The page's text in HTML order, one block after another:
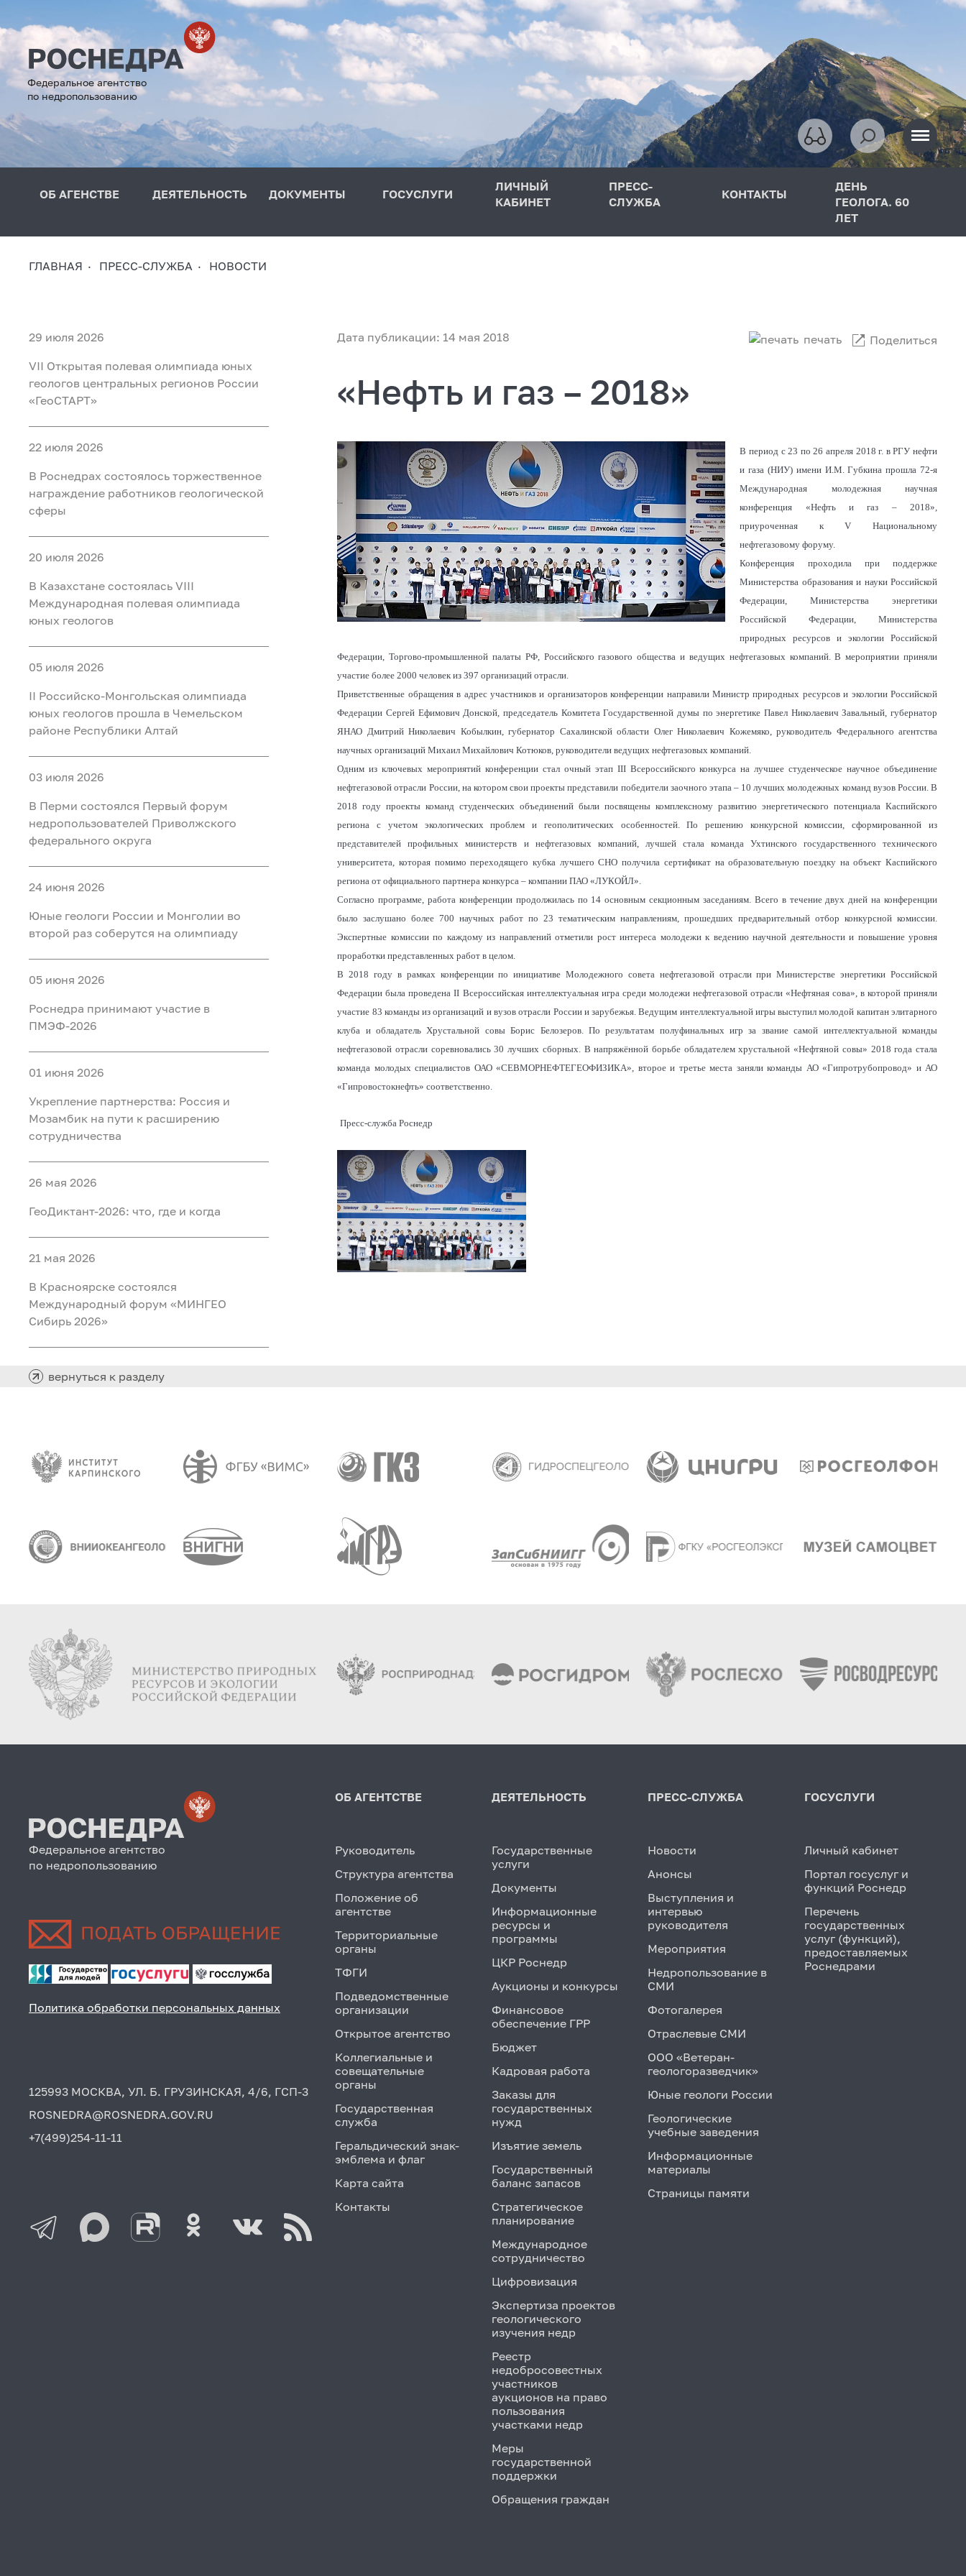
Федеральное агентство
по недропользованию
ОБ АГЕНСТВЕ ДЕЯТЕЛЬНОСТЬ ДОКУМЕНТЫ ГОСУСЛУГИ
ЛИЧНЫЙ
КАБИНЕТ
ПРЕСС-
СЛУЖБА
КОНТАКТЫ
ДЕНЬ
ГЕОЛОГА. 60
ЛЕТ
ГЛАВНАЯ ПРЕСС-СЛУЖБА НОВОСТИ
29 июля 2026
VII Открытая полевая олимпиада юных
геологов центральных регионов России
«ГеоСТАРТ»
22 июля 2026
В Роснедрах состоялось торжественное
награждение работников геологической
сферы
20 июля 2026
В Казахстане состоялась VIII
Международная полевая олимпиада
юных геологов
05 июля 2026
II Российско‑Монгольская олимпиада
юных геологов прошла в Чемельском
районе Республики Алтай
03 июля 2026
В Перми состоялся Первый форум
недропользователей Приволжского
федерального округа
24 июня 2026
Юные геологи России и Монголии во
второй раз соберутся на олимпиаду
05 июня 2026
Роснедра принимают участие в
ПМЭФ-2026
01 июня 2026
Укрепление партнерства: Россия и
Мозамбик на пути к расширению
сотрудничества
26 мая 2026
ГеоДиктант-2026: что, где и когда
21 мая 2026
В Красноярске состоялся
Международный форум «МИНГЕО
Сибирь 2026»
Дата публикации: 14 мая 2018 печать Поделиться
«Нефть и газ – 2018»
В период с 23 по 26 апреля 2018 г. в РГУ нефти
и газа (НИУ) имени И.М. Губкина прошла 72-я
Международная молодежная научная
конференция «Нефть и газ – 2018»,
приуроченная к V Национальному
нефтегазовому форуму.
Конференция проходила при поддержке
Министерства образования и науки Российской
Федерации, Министерства энергетики
Российской Федерации, Министерства
природных ресурсов и экологии Российской
Федерации, Торгово-промышленной палаты РФ, Российского газового общества и ведущих нефтегазовых компаний. В мероприятии приняли
участие более 2000 человек из 397 организаций отрасли.
Приветственные обращения в адрес участников и организаторов конференции направили Министр природных ресурсов и экологии Российской
Федерации Сергей Ефимович Донской, председатель Комитета Государственной думы по энергетике Павел Николаевич Завальный, губернатор
ЯНАО Дмитрий Николаевич Кобылкин, губернатор Сахалинской области Олег Николаевич Кожемяко, руководитель Федерального агентства
научных организаций Михаил Михайлович Котюков, руководители ведущих нефтегазовых компаний.
Одним из ключевых мероприятий конференции стал очный этап III Всероссийского конкурса на лучшее студенческое научное объединение
нефтегазовой отрасли России, на котором свои проекты представили победители заочного этапа – 10 лучших молодежных команд вузов России. В
2018 году проекты команд студенческих объединений были посвящены комплексному развитию энергетического потенциала Каспийского
региона с учетом экологических проблем и геополитических особенностей. По решению конкурсной комиссии, сформированной из
представителей профильных министерств и нефтегазовых компаний, лучшей стала команда Ухтинского государственного технического
университета, которая помимо переходящего кубка лучшего СНО получила сертификат на образовательную поездку на объект Каспийского
региона от официального партнера конкурса – компании ПАО «ЛУКОЙЛ».
Согласно программе, работа конференции продолжилась по 14 основным секционным заседаниям. Всего в течение двух дней на конференции
было заслушано более 700 научных работ по 23 тематическим направлениям, прошедших предварительный отбор конкурсной комиссии.
Экспертные комиссии по каждому из направлений отметили рост интереса молодежи к ведению научной деятельности и повышение уровня
проработки представленных работ в целом.
В 2018 году в рамках конференции по инициативе Молодежного совета нефтегазовой отрасли при Министерстве энергетики Российской
Федерации была проведена II Всероссийская интеллектуальная игра среди молодежи нефтегазовой отрасли «Нефтяная сова», в которой приняли
участие 83 команды из организаций и вузов отрасли России и зарубежья. Ведущим интеллектуальной игры выступил молодой капитан элитарного
клуба и обладатель Хрустальной совы Борис Белозеров. По результатам полуфинальных игр за звание самой интеллектуальной команды
нефтегазовой отрасли соревновались 30 лучших сборных. В напряжённой борьбе обладателем хрустальной «Нефтяной совы» 2018 года стала
команда молодых специалистов ОАО «СЕВМОРНЕФТЕГЕОФИЗИКА», второе и третье места заняли команды АО «Гипротрубопровод» и АО
«Гипровостокнефть» соответственно.
Пресс-служба Роснедр
вернуться к разделу
Федеральное агентство
по недропользованию
Политика обработки персональных данных
125993 МОСКВА, УЛ. Б. ГРУЗИНСКАЯ, 4/6, ГСП-3
ROSNEDRA@ROSNEDRA.GOV.RU
+7(499)254-11-11
ОБ АГЕНТСТВЕ
Руководитель
Структура агентства
Положение об
агентстве
Территориальные
органы
ТФГИ
Подведомственные
организации
Открытое агентство
Коллегиальные и
совещательные
органы
Государственная
служба
Геральдический знак-
эмблема и флаг
Карта сайта
Контакты
ДЕЯТЕЛЬНОСТЬ
Государственные
услуги
Документы
Информационные
ресурсы и
программы
ЦКР Роснедр
Аукционы и конкурсы
Финансовое
обеспечение ГРР
Бюджет
Кадровая работа
Заказы для
государственных
нужд
Изъятие земель
Государственный
баланс запасов
Стратегическое
планирование
Международное
сотрудничество
Цифровизация
Экспертиза проектов
геологического
изучения недр
Реестр
недобросовестных
участников
аукционов на право
пользования
участками недр
Меры
государственной
поддержки
Обращения граждан
ПРЕСС-СЛУЖБА
Новости
Анонсы
Выступления и
интервью
руководителя
Мероприятия
Недропользование в
СМИ
Фотогалерея
Отраслевые СМИ
ООО «Ветеран-
геологоразведчик»
Юные геологи России
Геологические
учебные заведения
Информационные
материалы
Страницы памяти
ГОСУСЛУГИ
Личный кабинет
Портал госуслуг и
функций Роснедр
Перечень
государственных
услуг (функций),
предоставляемых
Роснедрами